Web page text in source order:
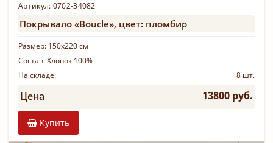
Артикул: 0702-34082
Покрывало «Boucle», цвет: пломбир
Размер: 150х220 см
Состав:Хлопок 100%
На складе:
8 шт.
Цена 13800 руб.
Купить